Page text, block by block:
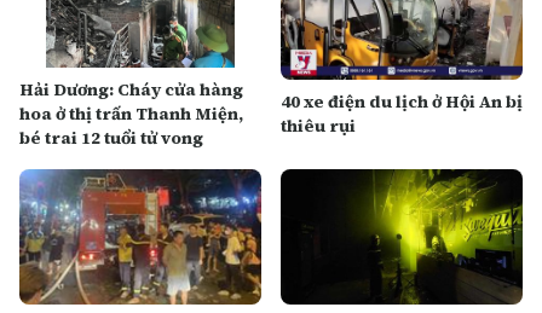
Hải Dương: Cháy cửa hàng
hoa ở thị trấn Thanh Miện,
bé trai 12 tuổi tử vong
40 xe điện du lịch ở Hội An bị
thiêu rụi